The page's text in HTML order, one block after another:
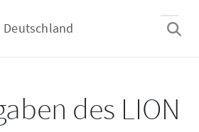
Deutschland
des LION